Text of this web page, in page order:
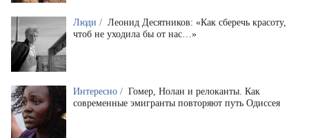
Люди / Леонид Десятников: «Как сберечь красоту,
чтоб не уходила бы от нас…»
Интересно / Гомер, Нолан и релоканты. Как
современные эмигранты повторяют путь Одиссея